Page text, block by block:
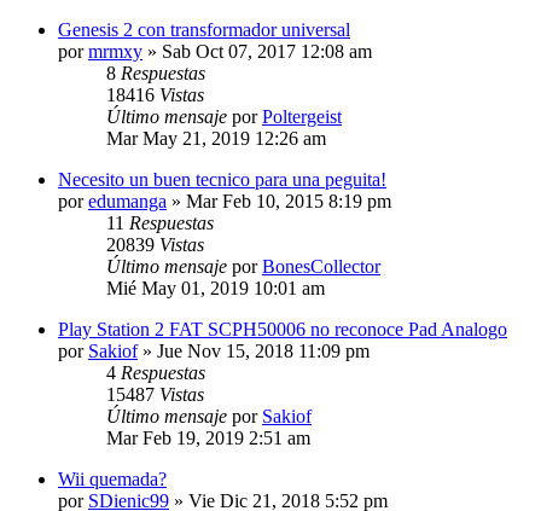
Genesis 2 con transformador universal
pormrmxy » Sab Oct 07, 2017 12:08 am
8 Respuestas
18416 Vistas
Último mensaje porPoltergeist
Mar May 21, 2019 12:26 am
Necesito un buen tecnico para una peguita!
poredumanga » Mar Feb 10, 2015 8:19 pm
11 Respuestas
20839 Vistas
Último mensaje porBonesCollector
Mié May 01, 2019 10:01 am
Play Station 2 FAT SCPH50006 no reconoce Pad Analogo
por Sakiof» Jue Nov 15, 2018 11:09 pm
4 Respuestas
15487 Vistas
Último mensaje por Sakiof
Mar Feb 19, 2019 2:51 am
Wii quemada?
por SDienic99 » Vie Dic 21, 2018 5:52 pm